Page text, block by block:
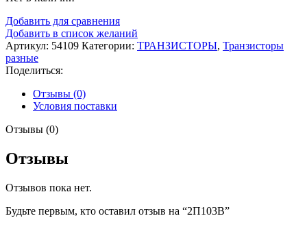
Добавить для сравнения
Добавить в список желаний
Артикул: 54109 Категории: ТРАНЗИСТОРЫ, Транзисторы
разные
Поделиться:
Отзывы (0)
Условия поставки
Отзывы (0)
Отзывы
Отзывов пока нет.
Будьте первым, кто оставил отзыв на “2П103В”